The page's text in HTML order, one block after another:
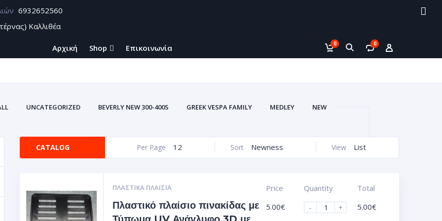
6932652560
Καλλιθέα
Αρχική Shop Επικοινωνία 0 0
UNCATEGORIZED BEVERLY NEW 300-400S GREEK VESPA FAMILY MEDLEY
NEW
ΕΤΙΚΈΤΕΣ ΤΑΙΝΊΕΣ ΓΙΑ ΖΆΝΤΕΣ ΣΜΆΛΤΟΥ(ΚΡΎΣΤΑΛΛΟΣ)
ΖΆΝΤΕΣ ΑΥΤΟΚΌΛΛΗΤΑ UV
CATALOG View List
Sort Newness
Per Page 12
ΠΛΑΣΤΙΚΆ ΠΛΑΊΣΙΑ
Πλαστικό πλαίσιο πινακίδας με
Price
5.00€
Quantity
-
+
Total
5.00€